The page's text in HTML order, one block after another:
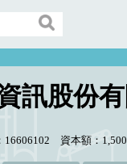
訊股份
16606102 資本額：